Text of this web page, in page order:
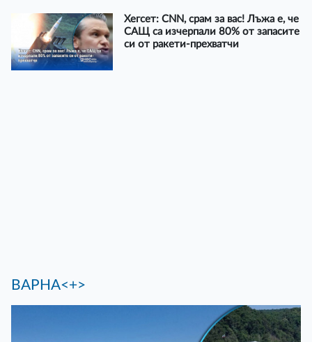
Хегсет: CNN, срам за вас! Лъжа е, че
САЩ са изчерпали 80% от запасите
си от ракети-прехватчи
ВАРНА<+>